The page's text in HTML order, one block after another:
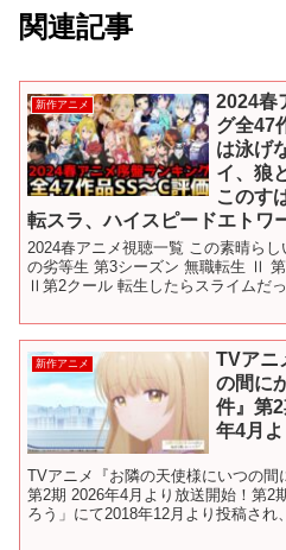
関連記事
新作アニメ
2024春
グ全47
は泳げ
イ、狼
このす
転スラ、ハイスピードエトワ
2024春アニメ視聴一覧 この素晴ら
の劣等生 第3シーズン 無職転生 Ⅱ
Ⅱ第2クール 転生したらスライムだ
新作アニメ
TVアニ
の間に
件』第
年4月よ
TVアニメ『お隣の天使様にいつの間
第2期 2026年4月より放送開始！第2
ろう」にて2018年12月より投稿され